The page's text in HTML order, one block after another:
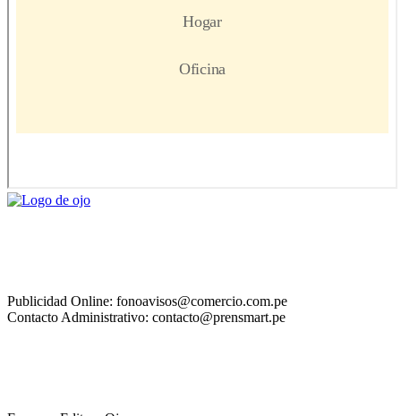
Publicidad Online: fonoavisos@comercio.com.pe
Contacto Administrativo: contacto@prensmart.pe